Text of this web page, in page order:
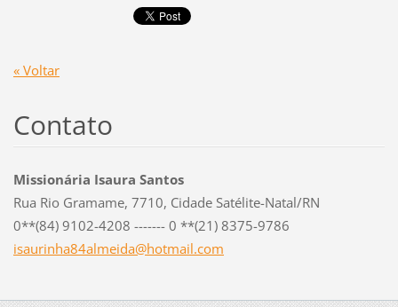
« Voltar
Contato
Missionária Isaura Santos
Rua Rio Gramame, 7710, Cidade Satélite-Natal/RN
0**(84) 9102-4208 ------- 0 **(21) 8375-9786
isaurinha84almeida@hotmail.com